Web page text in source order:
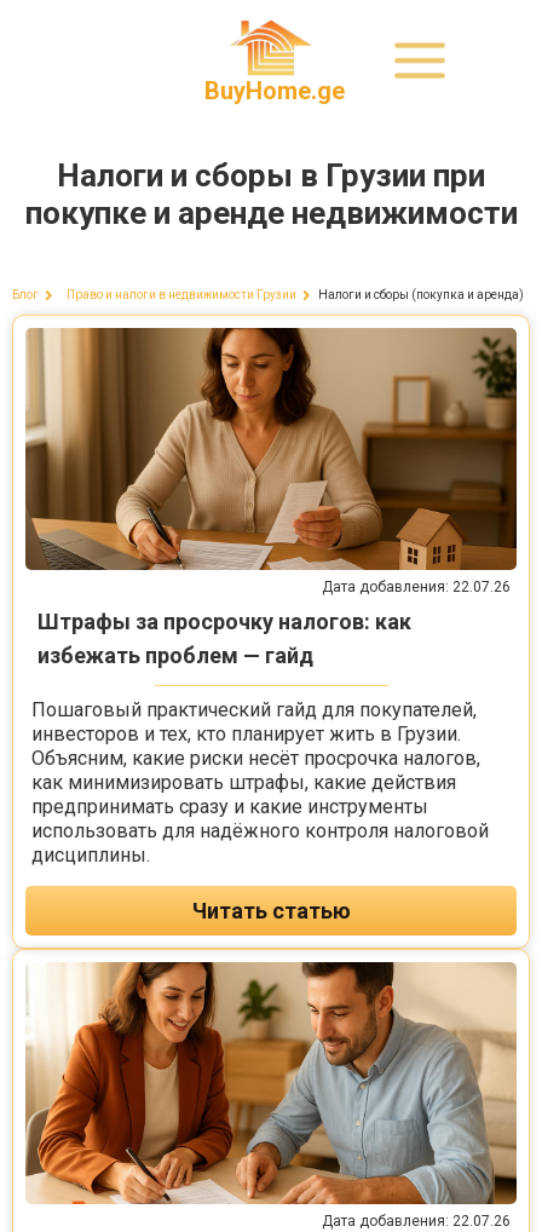
BuyHome.ge
Налоги и сборы в Грузии при
покупке и аренде недвижимости
Блог Право и налоги в недвижимости Грузии Налоги и сборы (покупка и аренда)
Дата добавления: 22.07.26
Штрафы за просрочку налогов: как
избежать проблем — гайд
Пошаговый практический гайд для покупателей,
инвесторов и тех, кто планирует жить в Грузии.
Объясним, какие риски несёт просрочка налогов,
как минимизировать штрафы, какие действия
предпринимать сразу и какие инструменты
использовать для надёжного контроля налоговой
дисциплины.
Читать статью
Дата добавления: 22.07.26